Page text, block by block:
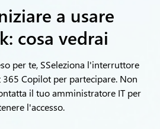
a usare
cosa vedrai
per te, SSeleziona l'interruttore
Copilot per partecipare. Non
il tuo amministratore IT per
l'accesso.